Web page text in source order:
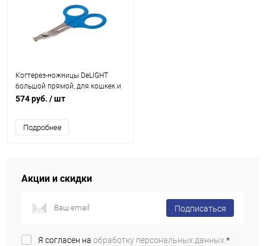
Когтерез-ножницы DeLIGHT
большой прямой, для кошкек и
мелк. животных
574 руб. / шт
Подробнее
Акции и скидки
Подписаться
Я согласен на обработку персональных данных.*